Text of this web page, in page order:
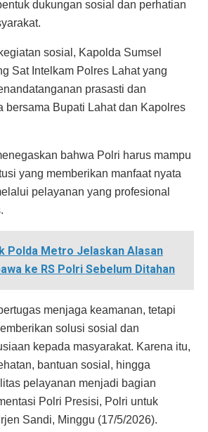
dukungan sosial dan perhatian
sosial, Kapolda Sumsel
Sat Intelkam Polres Lahat yang
prasasti dan
bersama Bupati Lahat dan Kapolres
bahwa Polri harus mampu
yang memberikan manfaat nyata
pelayanan yang profesional
Polda Metro Jelaskan Alasan
ke RS Polri Sebelum Ditahan
menjaga keamanan, tetapi
solusi sosial dan
kepada masyarakat. Karena itu,
bantuan sosial, hingga
pelayanan menjadi bagian
Polri Presisi, Polri untuk
Sandi, Minggu (17/5/2026).